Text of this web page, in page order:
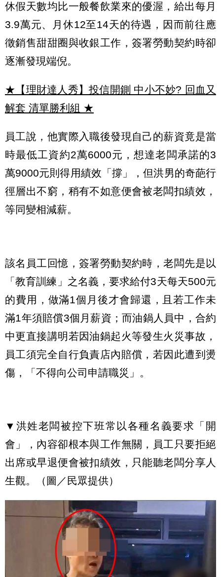
休假天數均比一般餐飲業來的優渥，給出每月
3.9萬元、月休12至14天的待遇，因而前往應
徵銷售甜甜圈與收銀工作，簽署勞動契約時卻
逐漸發現端倪。
★【理財達人秀】投信開鍘 中小不妙? 回血又
解套 清單勝利組 ★
員工說，他實際入職後發現自己的薪資竟是當
時最低工資約2萬6000元，想達老闆承諾的3
萬9000元則得用績效「撐」，但洪男的奇葩行
徑層出不窮，稍有不如意便會被老闆扣績效，
等同變相減薪。
該名員工回憶，簽署勞動契約時，老闆先是以
「教育訓練」之名義，要求給付3天每天500元
的費用，做滿1個月後才會歸還，且若工作未
滿1年須賠償3個月薪資；而油鍋人員中，合約
中更直接講明若因油鍋起火等發生火災事故，
員工須完全自行負責店內賠償，若因此遭到燙
傷，「不得向公司申請職災」。
▼洪姓老闆被控下班常以各種名義要求「開
會」，內容卻根本與工作無關，員工只要拒絕
出席或早退便會被扣績效，只能聽老闆分享人
生觀。（圖／民眾提供）